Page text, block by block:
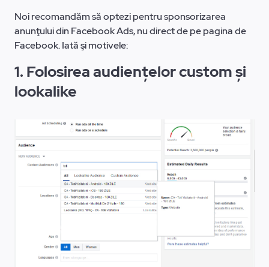
Noi recomandăm să optezi pentru sponsorizarea
anunţului din Facebook Ads, nu direct de pe pagina de
Facebook. Iată şi motivele:
1. Folosirea audiențelor custom și
lookalike